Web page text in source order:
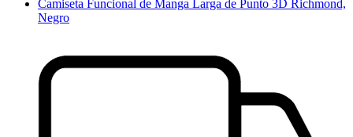
Camiseta Funcional de Manga Larga de Punto 3D Richmond,
Negro